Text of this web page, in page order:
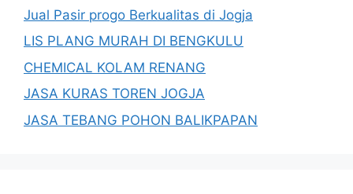
Jual Pasir progo Berkualitas di Jogja
LIS PLANG MURAH DI BENGKULU
CHEMICAL KOLAM RENANG
JASA KURAS TOREN JOGJA
JASA TEBANG POHON BALIKPAPAN